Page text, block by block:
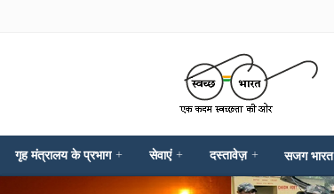
गृह मंत्रालय के प्रभाग + सेवाएं + दस्तावेज़ + सजग भारत